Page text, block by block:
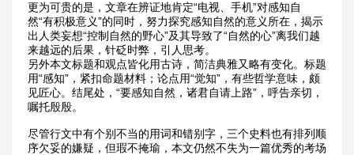
更为可贵的是，文章在辨证地肯定“电视、手机”对感知自
然“有积极意义”的同时，努力探究感知自然的意义所在，揭示
出人类妄想“控制自然的野心”及其导致了“自然的心”离我们越
来越远的后果，针砭时弊，引人思考。
另外本文标题和观点皆化用古诗，简洁典雅又略有变化。标题
用“感知”，紧扣命题材料；论点用“觉知”，有些哲学意味，颇
见匠心。结尾处，“要感知自然，诸君自请上路”，呼告亲切，
嘱托殷殷。
尽管行文中有个别不当的用词和错别字，三个史料也有排列顺
序欠妥的嫌疑，但瑕不掩瑜，本文仍然不失为一篇优秀的考场